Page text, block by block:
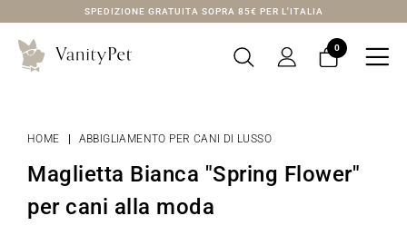
SPEDIZIONE GRATUITA SOPRA 85€ PER L'ITALIA
0 
HOME ABBIGLIAMENTO PER CANI DI LUSSO
Maglietta Bianca "Spring Flower"
per cani alla moda